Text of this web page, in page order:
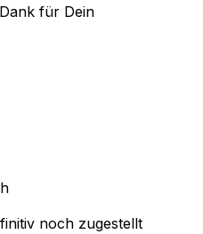
für Dein
noch zugestellt